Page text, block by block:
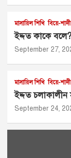
মাসায়িল শিখি বিয়ে-শাদী
ইদ্দত কাকে
September 27,
মাসায়িল শিখি বিয়ে-শাদী
ইদ্দত চলাকালীন
September 24,